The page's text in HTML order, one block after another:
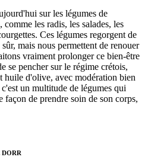
sur les légumes de
les radis, les salades, les
Ces légumes regorgent de
mais nous permettent de renouer
vraiment prolonger ce bien-être
se pencher sur le régime crétois,
huile d'olive, avec modération bien
un multitude de légumes qui
de prendre soin de son corps,
DORR